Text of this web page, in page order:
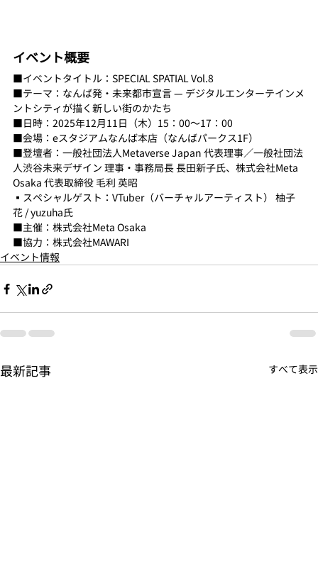
イベント概要
■イベントタイトル：SPECIAL SPATIAL Vol.8
■テーマ：なんば発・未来都市宣言 — デジタルエンターテインメ
ントシティが描く新しい街のかたち
■日時：2025年12月11日（木）15：00〜17：00
■会場：eスタジアムなんば本店（なんばパークス1F）
■登壇者：一般社団法人Metaverse Japan 代表理事／一般社団法
人渋谷未来デザイン 理事・事務局長 長田新子氏、株式会社Meta
Osaka 代表取締役 毛利 英昭
▪️スペシャルゲスト：VTuber（バーチャルアーティスト） 柚子
花 / yuzuha氏
■主催：株式会社Meta Osaka
■協力：株式会社MAWARI
イベント情報
最新記事 すべて表示